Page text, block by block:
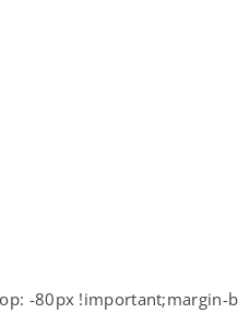
-80px